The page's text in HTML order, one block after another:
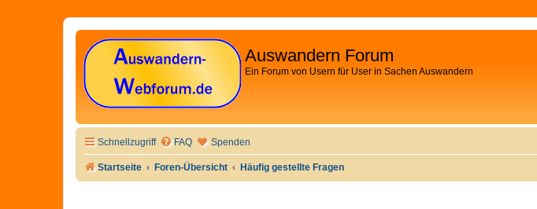
Auswandern Forum
Ein Forum von Usern für User in Sachen Auswandern
Schnellzugriff FAQ Spenden
Startseite Foren-Übersicht Häufig gestellte Fragen